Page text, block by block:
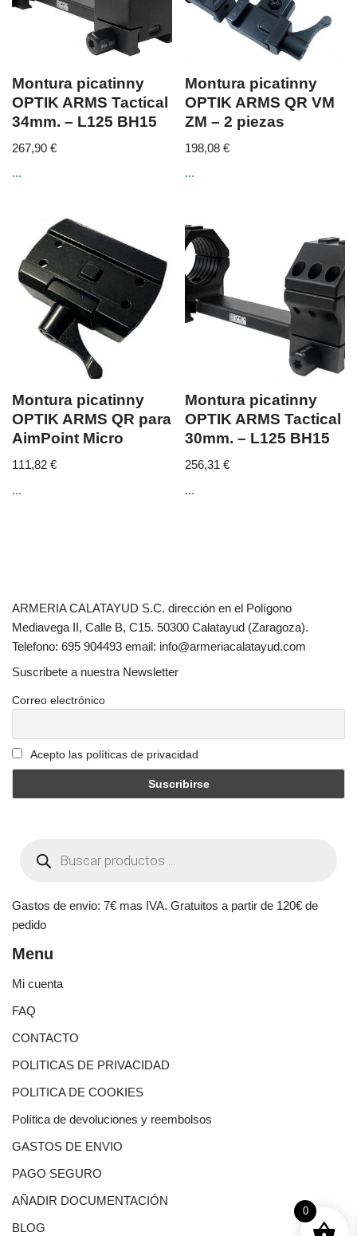
Montura picatinny
OPTIK ARMS Tactical
34mm. – L125 BH15
267,90 €
...
Montura picatinny
OPTIK ARMS QR VM
ZM – 2 piezas
198,08€
...
Montura picatinny
OPTIK ARMS QR para
AimPoint Micro
111,82 €
...
Montura picatinny
OPTIK ARMS Tactical
30mm. – L125 BH15
256,31€
...
ARMERIA CALATAYUD S.C. dirección en el Polígono
Mediavega II, Calle B, C15. 50300 Calatayud (Zaragoza).
Telefono: 695 904493 email: info@armeriacalatayud.com
Suscribete a nuestra Newsletter
Correo electrónico
Acepto las políticas de privacidad
Gastos de envio: 7€ mas IVA. Gratuitos a partir de 120€ de
pedido
Menu
Mi cuenta
FAQ
CONTACTO
POLITICAS DE PRIVACIDAD
POLITICA DE COOKIES
Política de devoluciones y reembolsos
GASTOS DE ENVIO
PAGO SEGURO
AÑADIR DOCUMENTACIÓN
BLOG
0